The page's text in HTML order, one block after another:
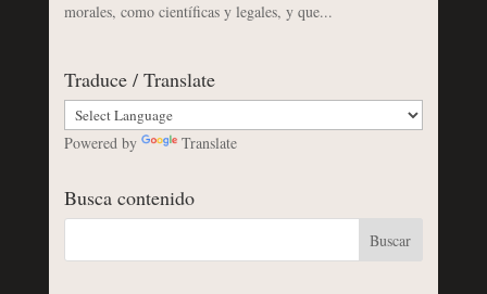
morales, como científicas y legales, y que...
Traduce / Translate
Powered by Translate
Busca contenido